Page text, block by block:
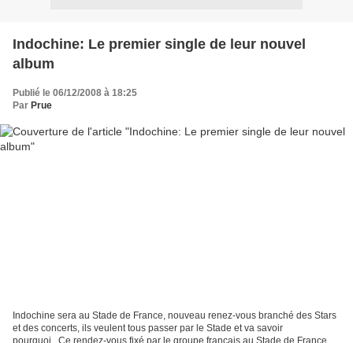
Indochine: Le premier single de leur nouvel
album
Publié le 06/12/2008 à 18:25
Par Prue
Indochine sera au Stade de France, nouveau renez-vous branché des Stars
et des concerts, ils veulent tous passer par le Stade et va savoir
pourquoi...Ce rendez-vous fixé par le groupe français au Stade de France